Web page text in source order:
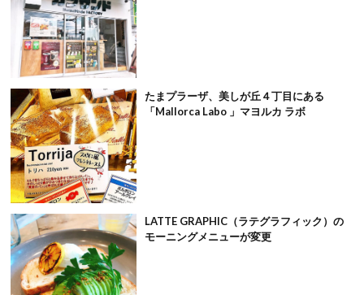
たまプラーザ、美しが丘４丁目にある
「Mallorca Labo 」マヨルカ ラボ
LATTE GRAPHIC（ラテグラフィック）の
モーニングメニューが変更